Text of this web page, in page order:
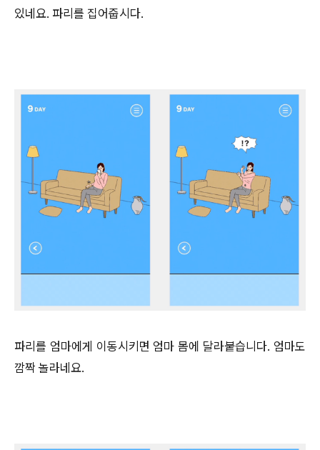
있네요. 파리를 집어줍시다.
파리를 엄마에게 이동시키면 엄마 몸에 달라붙습니다. 엄마도
깜짝 놀라네요.